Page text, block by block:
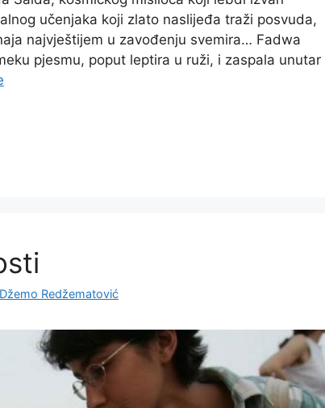
učenjaka koji zlato naslijeđa traži posvuda,
najvještijem u zavođenju svemira… Fadwa
pjesmu, poput leptira u ruži, i zaspala unutar
Džemo Redžematović